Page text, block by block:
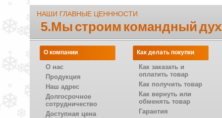
НАШИ ГЛАВНЫЕ ЦЕНННОСТИ
5.Мы строим командный
О компании
О нас
Продукция
Наш адрес
Долгосрочное
сотрудничество
Доступная цена
Как делать покупки
Как заказать и
оплатить товар
Как получить товар
Как вернуть или
обменять товар
Гарантия